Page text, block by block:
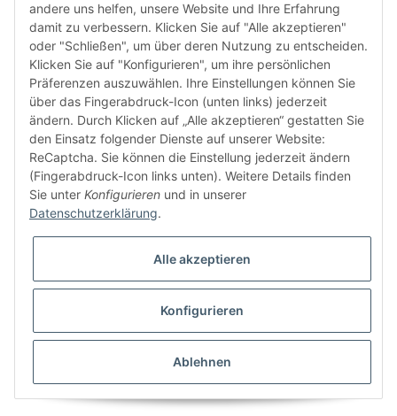
FÜR EUCH UNTERWEGS
Vertrag widerrufen
* Alle Preise inkl. gesetzlicher USt., zzgl.
© buntstoff GmbH Besucherzähler: 2782762
andere uns helfen, unsere Website und Ihre Erfahrung
damit zu verbessern. Klicken Sie auf "Alle akzeptieren"
oder "Schließen", um über deren Nutzung zu entscheiden.
Klicken Sie auf "Konfigurieren", um ihre persönlichen
Präferenzen auszuwählen. Ihre Einstellungen können Sie
über das Fingerabdruck-Icon (unten links) jederzeit
ändern. Durch Klicken auf „Alle akzeptieren“ gestatten Sie
den Einsatz folgender Dienste auf unserer Website:
ReCaptcha. Sie können die Einstellung jederzeit ändern
(Fingerabdruck-Icon links unten). Weitere Details finden
Sie unter Konfigurieren und in unserer
Datenschutzerklärung.
Alle akzeptieren
Konfigurieren
Ablehnen